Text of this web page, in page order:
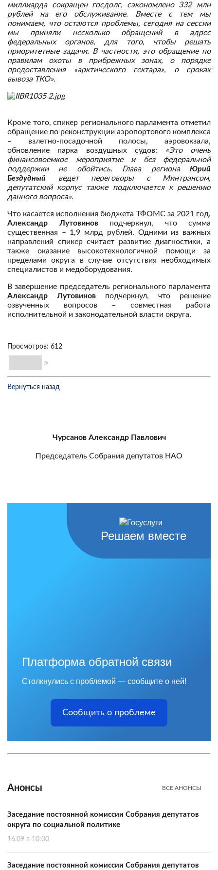
миллиарда сокращен госдолг, сэкономлено 332 млн
рублей на его обслуживание. Вместе с тем мы
понимаем, что остаются проблемы, сегодня на сессии
мы приняли несколько обращений в адрес
федеральных органов, для того, чтобы решать
приоритетные задачи. В частности, это обращение по
правилам охоты в прибрежных зонах, о порядке
предоставления «арктического гектара», о сроках
вывоза ТКО».
Кроме того, спикер регионального парламента отметил
обращение по реконструкции аэропортового комплекса
– взлетно-посадочной полосы, аэровокзала,
обновление парка воздушных судов:
«Это очень
финансовоемкое мероприятие и без федеральной
поддержки не обойтись. Глава регионаЮрий
Бездудный ведет переговоры с Минтрансом,
депутатский корпус также подключается к решению
данного вопроса».
Что касается исполнения бюджета ТФОМС за 2021 год,
Александр Лутовиновподчеркнул, что сумма
существенная – 1,9 млрд рублей. Одними из важных
направлений спикер считает развитие диагностики, а
также оказание высокотехнологичной помощи за
пределами округа в случае отсутствия необходимых
специалистов и медоборудования.
В завершение председатель регионального парламента
Александр Лутовинов подчеркнул, что решение
озвученных вопросов – совместная работа
исполнительной и законодательной власти округа.
Просмотров: 612
(0)
Вернуться назад
Чурсанов Александр Павлович
Председатель Собрания депутатов НАО
Решаем вместе
Платформа обратной связи
Столкнулись с проблемой — сообщите о ней!
Сообщить о проблеме
Анонсы ВСЕ АНОНСЫ
Заседание постоянной комиссии Собрания депутатов
округа по социальной политике
16.09 в 10:00
Заседание постоянной комиссии Собрания депутатов